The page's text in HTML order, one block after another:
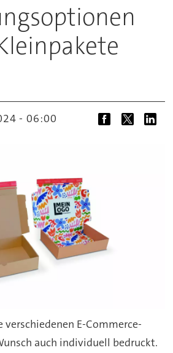
- 06:00
E-Commerce-
auch individuell bedruckt.